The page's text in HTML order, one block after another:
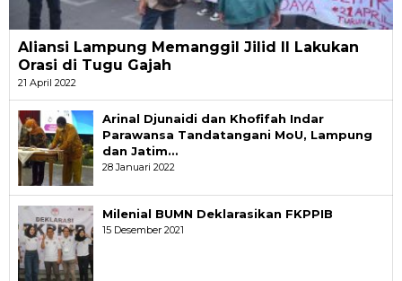
Aliansi Lampung Memanggil Jilid II Lakukan
Orasi di Tugu Gajah
21 April 2022
Arinal Djunaidi dan Khofifah Indar
Parawansa Tandatangani MoU, Lampung
dan Jatim…
28 Januari 2022
Milenial BUMN Deklarasikan FKPPIB
15 Desember 2021